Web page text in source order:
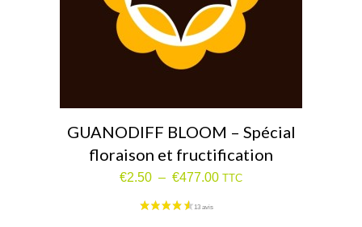
GUANODIFF BLOOM – Spécial
floraison et fructification
€2.50 – €477.00Plage
TTC